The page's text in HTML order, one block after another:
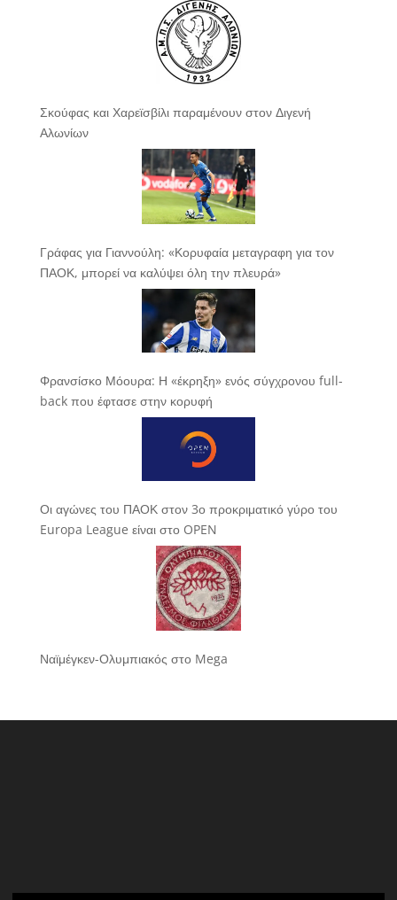
Σκούφας και Χαρεϊσβίλι παραμένουν στον Διγενή
Αλωνίων
Γράφας για Γιαννούλη: «Κορυφαία μεταγραφη για τον
ΠΑΟΚ, μπορεί να καλύψει όλη την πλευρά»
Φρανσίσκο Μόουρα: Η «έκρηξη» ενός σύγχρονου full-
back που έφτασε στην κορυφή
Οι αγώνες του ΠΑΟΚ στον 3ο προκριματικό γύρο του
Europa League είναι στο OPEN
Ναϊμέγκεν-Ολυμπιακός στο Mega